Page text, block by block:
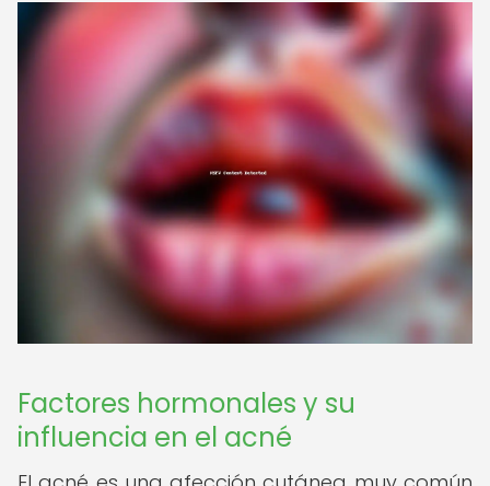
Factores hormonales y su
influencia en el acné